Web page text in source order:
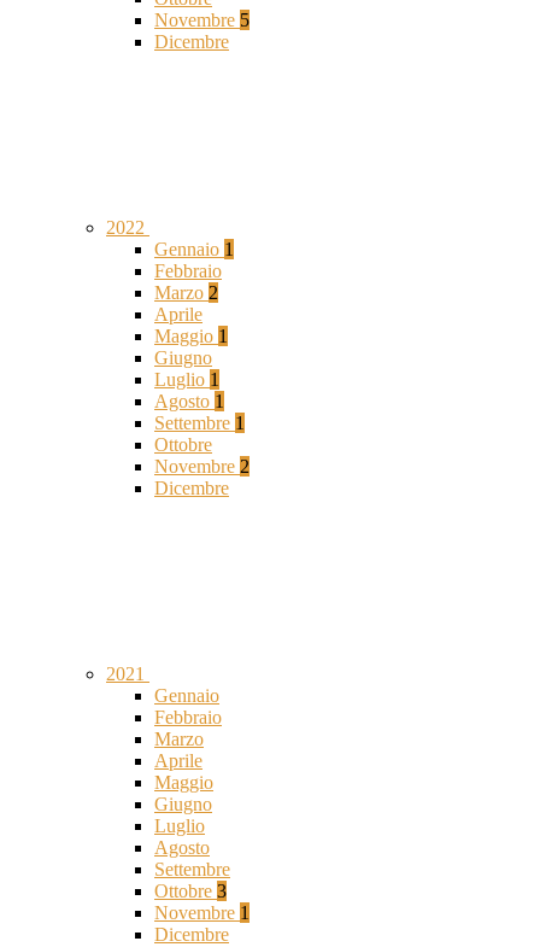
Novembre 5
Dicembre
2022
Gennaio 1
Febbraio
Marzo 2
Aprile
Maggio 1
Giugno
Luglio 1
Agosto 1
Settembre 1
Ottobre
Novembre 2
Dicembre
2021
Gennaio
Febbraio
Marzo
Aprile
Maggio
Giugno
Luglio
Agosto
Settembre
Ottobre 3
Novembre 1
Dicembre